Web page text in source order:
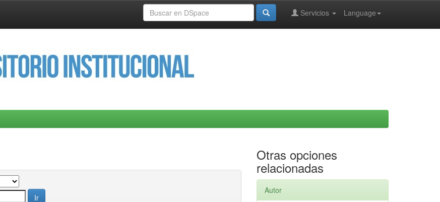
Language
Servicios
Otras opciones
relacionadas
Autor